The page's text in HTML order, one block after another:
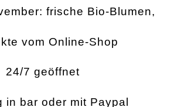
frische Bio-Blumen,
vom Online-Shop
24/7 geöffnet
in bar oder mit Paypal